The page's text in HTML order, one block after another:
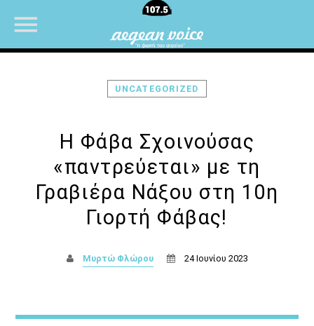
UNCATEGORIZED
Η Φάβα Σχοινούσας
«παντρεύεται» με τη
Γραβιέρα Νάξου στη 10η
Γιορτή Φάβας!
Μυρτώ Φλώρου 24 Ιουνίου 2023